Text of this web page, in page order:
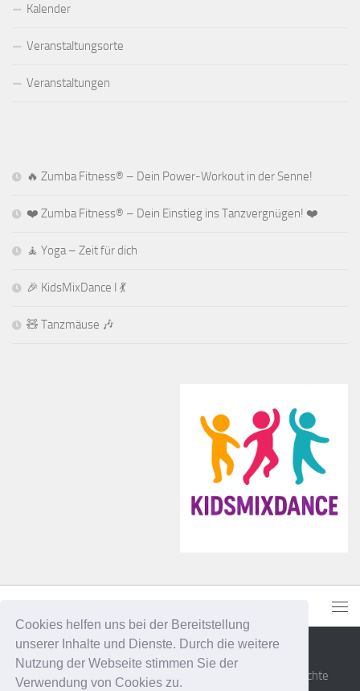
Cookies helfen uns bei der Bereitstellung
unserer Inhalte und Dienste. Durch die weitere
Nutzung der Webseite stimmen Sie der
Verwendung von Cookies zu.
Kalender
Veranstaltungsorte
Veranstaltungen
🔥 Zumba Fitness® – Dein Power-Workout in der Senne!
❤️ Zumba Fitness® – Dein Einstieg ins Tanzvergnügen! ❤️
🧘 Yoga – Zeit für dich
🎉 KidsMixDance I 💃
🧸 Tanzmäuse 🎶
Senner Tanzsportfreunde Bielefeld e.V. © 2026. Alle Rechte